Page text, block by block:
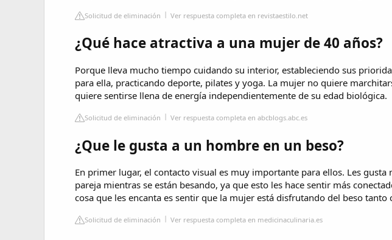
Solicitud de eliminación Ver respuesta completa en revistaestilo.net
¿Qué hace atractiva a una mujer de 40 años?
Porque lleva mucho tiempo cuidando su interior, estableciendo sus
para ella, practicando deporte, pilates y yoga. La mujer no quiere
quiere sentirse llena de energía independientemente de su edad biológica.
Solicitud de eliminación Ver respuesta completa en abcblogs.abc.es
¿Que le gusta a un hombre en un beso?
En primer lugar, el contacto visual es muy importante para ellos. Les gusta
pareja mientras se están besando, ya que esto les hace sentir más
cosa que les encanta es sentir que la mujer está disfrutando del beso tanto
Solicitud de eliminación Ver respuesta completa en medicinaculinaria.es